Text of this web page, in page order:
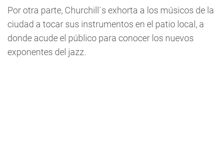
Por otra parte, Churchill´s exhorta a los músicos de la
ciudad a tocar sus instrumentos en el patio local, a
donde acude el público para conocer los nuevos
exponentes del jazz.